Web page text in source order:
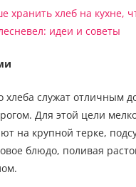
хлеба служат отличным
Для этой цели
на крупной терке,
блюдо, поливая